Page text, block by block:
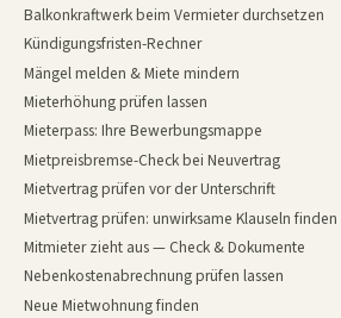
Balkonkraftwerk beim Vermieter durchsetzen
Kündigungsfristen-Rechner
Mängel melden & Miete mindern
Mieterhöhung prüfen lassen
Mieterpass: Ihre Bewerbungsmappe
Mietpreisbremse-Check bei Neuvertrag
Mietvertrag prüfen vor der Unterschrift
Mietvertrag prüfen: unwirksame Klauseln finden
Mitmieter zieht aus — Check & Dokumente
Nebenkostenabrechnung prüfen lassen
Neue Mietwohnung finden